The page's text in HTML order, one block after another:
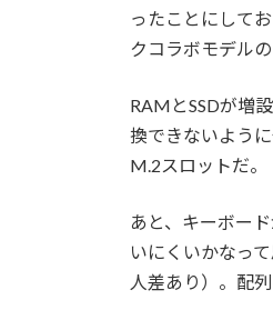
ったことにして
クコラボモデル
RAMとSSDが増
換できないよう
M.2スロットだ。
あと、キーボー
いにくいかなっ
人差あり）。配